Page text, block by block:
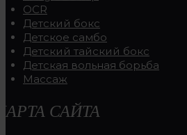
OCR
Детский бокс
Детское самбо
Детский тайский бокс
Детская вольная борьба
Массаж
САЙТА